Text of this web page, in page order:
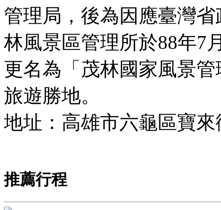
管理局，後為因應臺灣
林風景區管理所於88年7
更名為「茂林國家風景
旅遊勝地。
地址：高雄市六龜區寶來
推薦行程